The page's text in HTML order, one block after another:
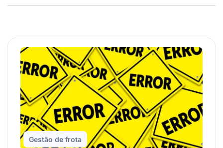
Gestão de frota